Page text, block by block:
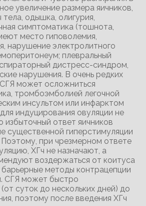
увеличение размера яичников,
одышка, олигурия,
симптоматика (тошнота,
место гиповолемия,
нарушение электролитного
плевральный
дистресс-синдром,
нарушения. В очень редких
может осложниться
тромбоэмболией легочной
инсультом или инфарктом
индуцирования овуляции не
избыточный ответ яичников
существенной гиперстимуляции
Поэтому, при чрезмерном ответе
ХГч не назначают, а
воздержаться от коитуса
барьерные методы контрацепции
СГЯ может быстро
суток до нескольких дней) до
поэтому после введения ХГч